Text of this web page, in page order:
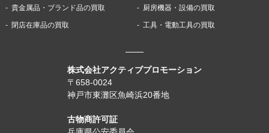
株式会社アクティブプロモーション
〒658-0024
神戸市東灘区魚崎浜20番地
古物商許可証
貴金属品・ブランド品の買取 厨房機器・設備の買取
閉店在庫品の買取 工具・電動工具の買取